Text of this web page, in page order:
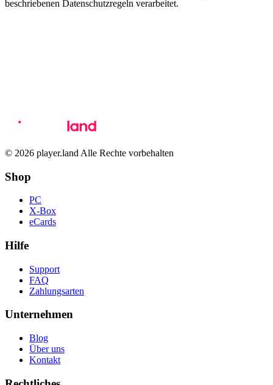
beschriebenen Datenschutzregeln verarbeitet.
© 2026 player.land Alle Rechte vorbehalten
Shop
PC
X-Box
eCards
Hilfe
Support
FAQ
Zahlungsarten
Unternehmen
Blog
Über uns
Kontakt